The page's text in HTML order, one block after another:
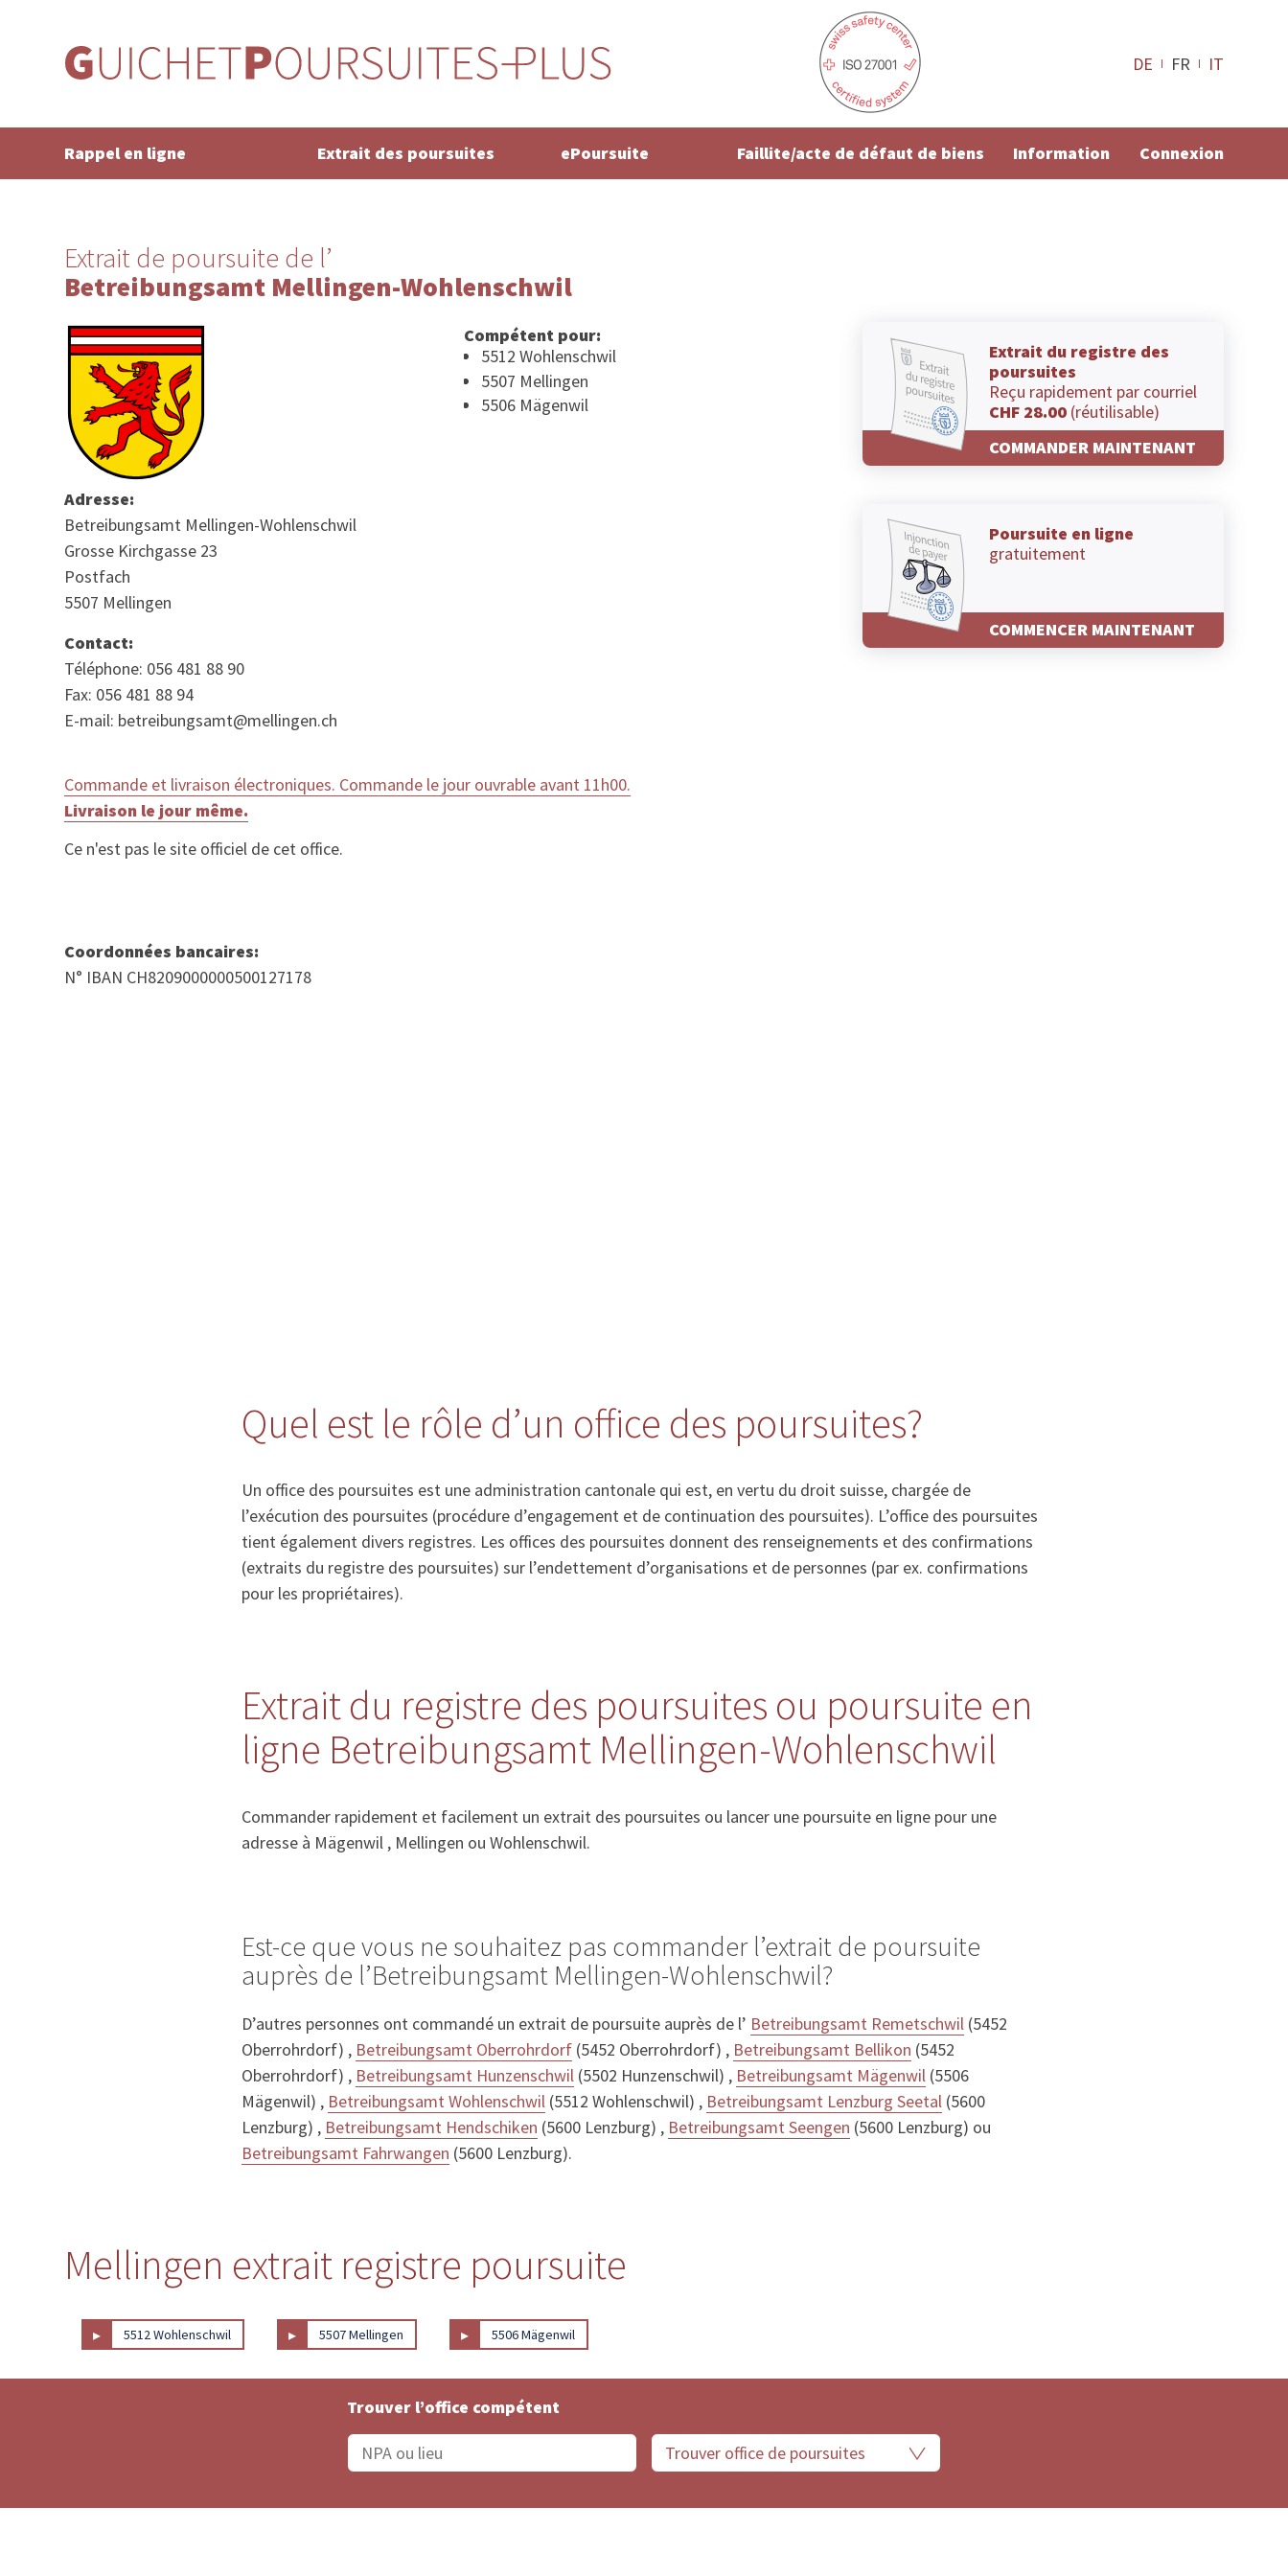
DE FR IT
Rappel en ligne Extrait des poursuites ePoursuite Faillite/acte de défaut de biens Information Connexion
Extrait de poursuite de l’
Betreibungsamt Mellingen-Wohlenschwil
Adresse:
Betreibungsamt Mellingen-Wohlenschwil
Grosse Kirchgasse 23
Postfach
5507 Mellingen
Contact:
Téléphone: 056 481 88 90
Fax: 056 481 88 94
E-mail: betreibungsamt@mellingen.ch
Compétent pour:
5512 Wohlenschwil
5507 Mellingen
5506 Mägenwil
Commande et livraison électroniques. Commande le jour ouvrable avant 11h00.
Livraison le jour même.
Extrait du registre des
poursuites
Reçu rapidement par courriel
CHF 28.00 (réutilisable)
COMMANDER MAINTENANT
Poursuite en ligne
gratuitement
COMMENCER MAINTENANT
Ce n'est pas le site officiel de cet office.
Coordonnées bancaires:
N° IBAN CH8209000000500127178
Quel est le rôle d’un office des poursuites?
Un office des poursuites est une administration cantonale qui est, en vertu du droit suisse, chargée de
l’exécution des poursuites (procédure d’engagement et de continuation des poursuites). L’office des poursuites
tient également divers registres. Les offices des poursuites donnent des renseignements et des confirmations
(extraits du registre des poursuites) sur l’endettement d’organisations et de personnes (par ex. confirmations
pour les propriétaires).
Extrait du registre des poursuites ou poursuite en
ligne Betreibungsamt Mellingen-Wohlenschwil
Commander rapidement et facilement un extrait des poursuites ou lancer une poursuite en ligne pour une
adresse à Mägenwil , Mellingen ou Wohlenschwil.
Est-ce que vous ne souhaitez pas commander l’extrait de poursuite
auprès de l’Betreibungsamt Mellingen-Wohlenschwil?
D’autres personnes ont commandé un extrait de poursuite auprès de l’ Betreibungsamt Remetschwil (5452
Oberrohrdorf) , Betreibungsamt Oberrohrdorf (5452 Oberrohrdorf) , Betreibungsamt Bellikon (5452
Oberrohrdorf) , Betreibungsamt Hunzenschwil (5502 Hunzenschwil) , Betreibungsamt Mägenwil (5506
Mägenwil) , Betreibungsamt Wohlenschwil (5512 Wohlenschwil) , Betreibungsamt Lenzburg Seetal (5600
Lenzburg) , Betreibungsamt Hendschiken (5600 Lenzburg) , Betreibungsamt Seengen (5600 Lenzburg) ou
Betreibungsamt Fahrwangen (5600 Lenzburg).
Mellingen extrait registre poursuite
▸ 5512 Wohlenschwil ▸ 5507 Mellingen ▸ 5506 Mägenwil
Trouver l’office compétent